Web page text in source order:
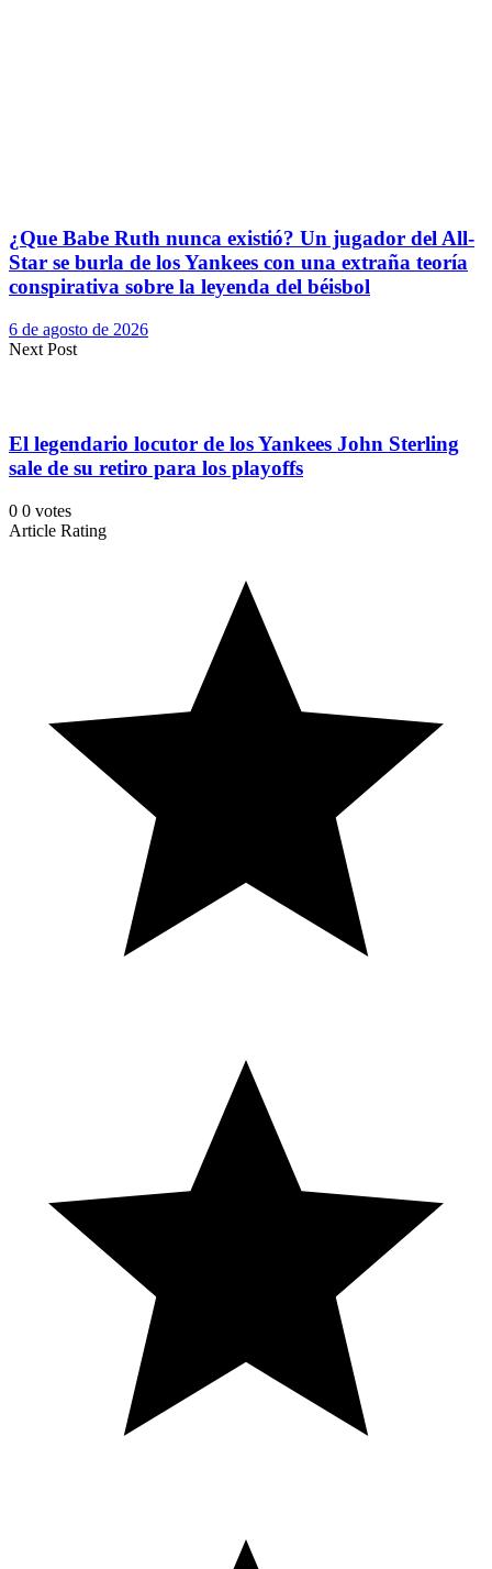
¿Que Babe Ruth nunca existió? Un jugador del All-
Star se burla de los Yankees con una extraña teoría
conspirativa sobre la leyenda del béisbol
6 de agosto de 2026
Next Post
El legendario locutor de los Yankees John Sterling
sale de su retiro para los playoffs
0 0 votes
Article Rating